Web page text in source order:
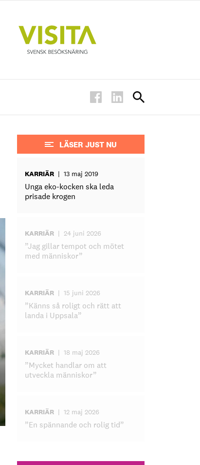
LÄSER JUST NU
KARRIÄR | 13 maj 2019
Unga eko-kocken ska leda
prisade krogen
KARRIÄR | 24 juni 2026
”Jag gillar tempot och mötet
med människor”
KARRIÄR | 15 juni 2026
”Känns så roligt och rätt att
landa i Uppsala”
KARRIÄR | 18 maj 2026
”Mycket handlar om att
utveckla människor”
KARRIÄR | 12 maj 2026
”En spännande och rolig tid”